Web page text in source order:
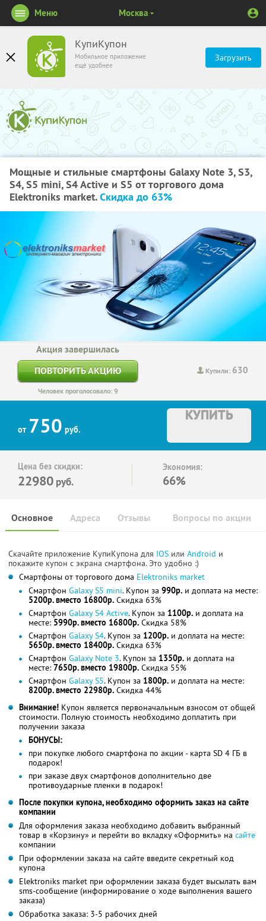
КупиКупон
Мобильное приложение
ещё удобнее
Загрузить
Меню Москва
Мощные и стильные смартфоны Galaxy Note 3, S3,
S4, S5 mini, S4 Active и S5 от торгового дома
Elektroniks market.Скидка до 63%
Купили: 630
Акция завершилась
ПОВТОРИТЬ АКЦИЮ
Человек проголосовало: 9
от 750 руб.
КУПИТЬ
Цена без скидки:
22980 руб.
Экономия:
66%
Основное Отзывы Вопросы по акции
Адреса
Скачайте приложение КупиКупона для IOS или Android и
покажите купон с экрана смартфона. Это удобно :)
Смартфоны от торгового дома Elektroniks market
Смартфон Galаxy S5 mini. Купон за 990р. и доплата на месте:
5200р. вместо 16800р. Скидка 63%
Смартфон Galaxy S4 Active. Купон за 1100р. и доплата на
месте: 5990р. вместо 16800р. Скидка 58%
Смартфон Galаxy S4. Купон за 1200р. и доплата на месте:
5650р. вместо 18400р. Скидка 63%
Смартфон Galаxy Note 3. Купон за 1350р. и доплата на
месте: 7650р. вместо 19800р. Скидка 55%
Смартфон Galаxy S5. Купон за 1800р. и доплата на месте:
8200р. вместо 22980р. Скидка 44%
Внимание! Купон является первоначальным взносом от общей
стоимости. Полную стоимость необходимо доплатить при
получении заказа
БОНУСЫ:
при покупке любого смартфона по акции - карта SD 4 ГБ в
подарок!
при заказе двух смартфонов дополнительно две
противоударные пленки в подарок!
После покупки купона, необходимо оформить заказ на сайте
компании
Для оформления заказа необходимо добавить выбранный
товар в «Корзину» и перейти во вкладку «Оформить» на сайте
компании
При оформлении заказа на сайте введите секретный код
купона
Elektroniks market при оформлении заказа будет высылать вам
sms-сообщение (информирование о ходе выполнения вашего
заказа)
Обработка заказа: 3-5 рабочих дней